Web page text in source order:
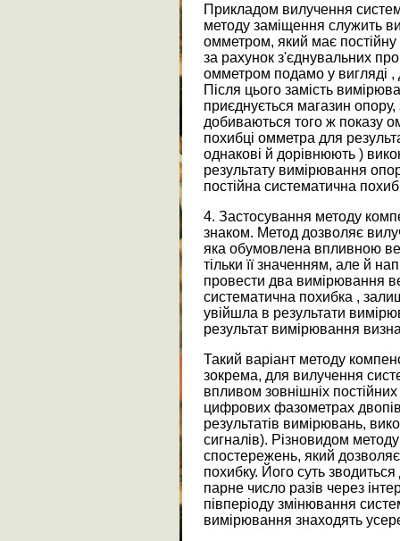
Прикладом вилучення
методу заміщення служить
омметром, який має постійну
за рахунок з'єднувальних
омметром подамо у вигляді
Після цього замість
приєднується магазин
добиваються того ж показу
похибці омметра для
однакові й дорівнюють )
результату вимірювання
постійна систематична
4. Застосування методу
знаком. Метод дозволяє
яка обумовлена впливною
тільки її значенням, але й
провести два вимірювання
систематична похибка ,
увійшла в результати
результат вимірювання
Такий варіант методу
зокрема, для вилучення
впливом зовнішніх
цифрових фазометрах
результатів вимірювань,
сигналів). Різновидом
спостережень, який
похибку. Його суть
парне число разів через
півперіоду змінювання
вимірювання знаходять